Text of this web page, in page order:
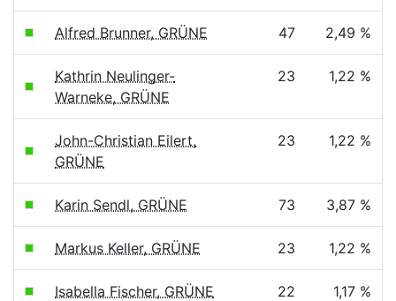
Alfred Brunner, GRÜNE 47 2,49 %
Kathrin Neulinger-
Warneke, GRÜNE
23 1,22 %
John-Christian Eilert,
GRÜNE
23 1,22 %
Karin Sendl, GRÜNE 73 3,87 %
Markus Keller, GRÜNE 23 1,22 %
Isabella Fischer, GRÜNE 22 1,17 %